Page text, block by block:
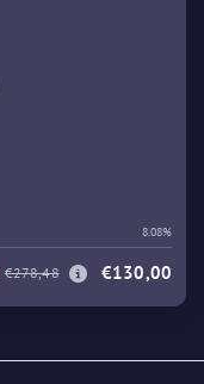
8.08%
€278,48 €130,00